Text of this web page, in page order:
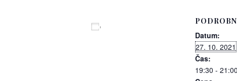
Datum:
27. 10. 2021
Čas:
19:30 - 21:00